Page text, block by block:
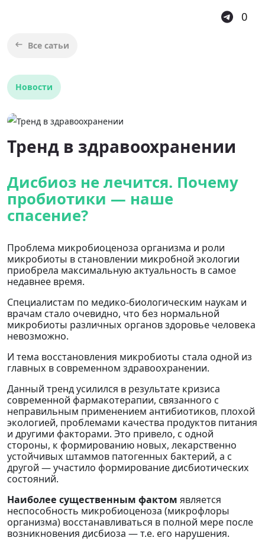
0
Все сатьи
Новости
Тренд в здравоохранении
Дисбиоз не лечится. Почему
пробиотики — наше
спасение?
Проблема микробиоценоза организма и роли
микробиоты в становлении микробной экологии
приобрела максимальную актуальность в самое
недавнее время.
Специалистам по медико-биологическим наукам и
врачам стало очевидно, что без нормальной
микробиоты различных органов здоровье человека
невозможно.
И тема восстановления микробиоты стала одной из
главных в современном здравоохранении.
Данный тренд усилился в результате кризиса
современной фармакотерапии, связанного с
неправильным применением антибиотиков, плохой
экологией, проблемами качества продуктов питания
и другими факторами. Это привело, с одной
стороны, к формированию новых, лекарственно
устойчивых штаммов патогенных бактерий, а с
другой — участило формирование дисбиотических
состояний.
Наиболее существенным фактом является
неспособность микробиоценоза (микрофлоры
организма) восстанавливаться в полной мере после
возникновения дисбиоза — т.е. его нарушения.